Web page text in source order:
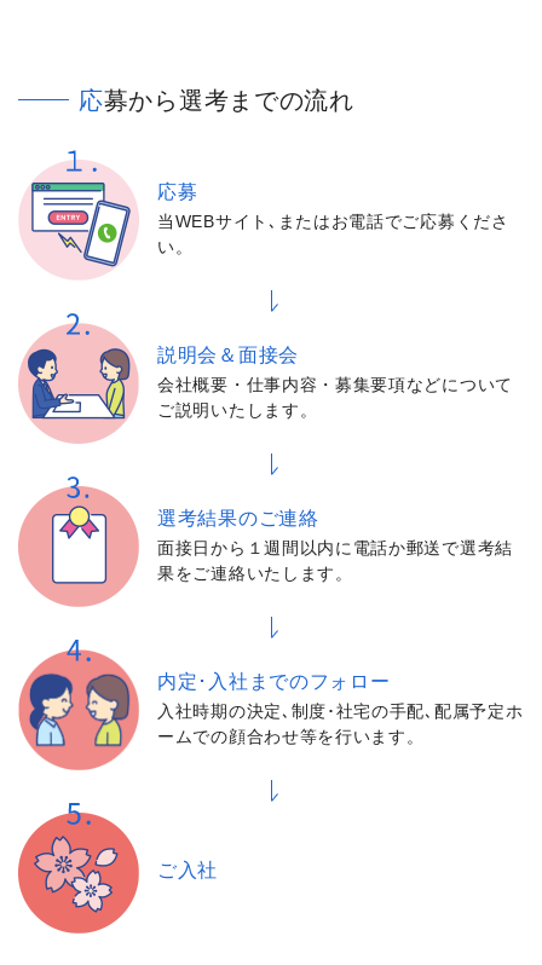
応募から選考までの流れ
応募
当WEBサイト､またはお電話でご応募くださ
い。
説明会＆面接会
会社概要・仕事内容・募集要項などについて
ご説明いたします。
選考結果のご連絡
面接日から１週間以内に電話か郵送で選考結
果をご連絡いたします。
内定･入社までのフォロー
入社時期の決定､制度･社宅の手配､配属予定ホ
ームでの顔合わせ等を行います。
ご入社